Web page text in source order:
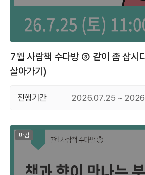
7월 사람책 수다방 ③ 같이 좀 삽시
살아가기)
진행기간 2026.07.25 ~
마감
마감된 프로그램